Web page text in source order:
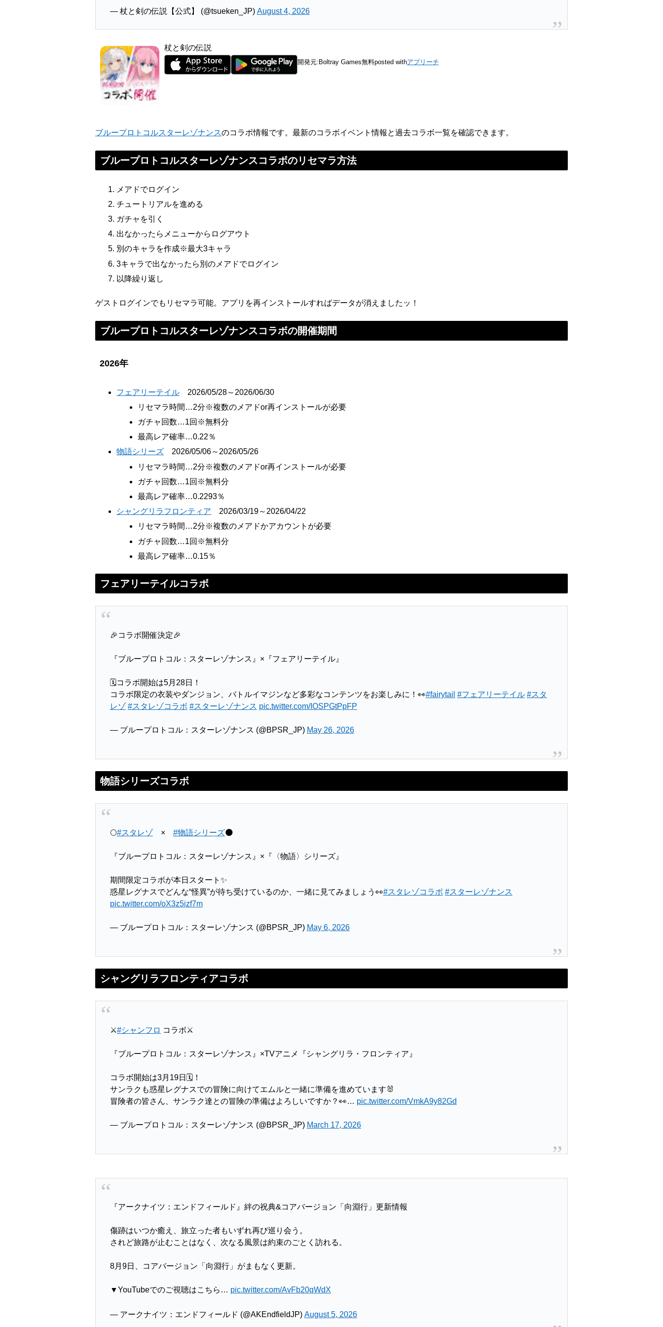
— 杖と剣の伝説【公式】 (@tsueken_JP) August 4, 2026
杖と剣の伝説
開発元:Boltray Games無料posted withアプリーチ
ブループロトコルスターレゾナンスのコラボ情報です。最新のコラボイベント情報と過去コラボ一覧を確認できます。
ブループロトコルスターレゾナンスコラボのリセマラ方法
メアドでログイン
チュートリアルを進める
ガチャを引く
出なかったらメニューからログアウト
別のキャラを作成※最大3キャラ
3キャラで出なかったら別のメアドでログイン
以降繰り返し
ゲストログインでもリセマラ可能。アプリを再インストールすればデータが消えましたッ！
ブループロトコルスターレゾナンスコラボの開催期間
2026年
フェアリーテイル 2026/05/28～2026/06/30
リセマラ時間…2分※複数のメアドor再インストールが必要
ガチャ回数…1回※無料分
最高レア確率…0.22％
物語シリーズ 2026/05/06～2026/05/26
リセマラ時間…2分※複数のメアドor再インストールが必要
ガチャ回数…1回※無料分
最高レア確率…0.2293％
シャングリラフロンティア 2026/03/19～2026/04/22
リセマラ時間…2分※複数のメアドかアカウントが必要
ガチャ回数…1回※無料分
最高レア確率…0.15％
フェアリーテイルコラボ
🎉コラボ開催決定🎉
『ブループロトコル：スターレゾナンス』×『フェアリーテイル』
🗓️コラボ開始は5月28日！
コラボ限定の衣装やダンジョン、バトルイマジンなど多彩なコンテンツをお楽しみに！👀#fairytail #フェアリーテイル #スタ
レゾ #スタレゾコラボ #スターレゾナンス pic.twitter.com/IOSPGtPpFP
— ブループロトコル：スターレゾナンス (@BPSR_JP) May 26, 2026
物語シリーズコラボ
🌕#スタレゾ× #物語シリーズ🌑
『ブループロトコル：スターレゾナンス』×『〈物語〉シリーズ』
期間限定コラボが本日スタート✨
惑星レグナスでどんな“怪異”が待ち受けているのか、一緒に見てみましょう👀#スタレゾコラボ #スターレゾナンス
pic.twitter.com/oX3z5izf7m
— ブループロトコル：スターレゾナンス (@BPSR_JP) May 6, 2026
シャングリラフロンティアコラボ
⚔#シャンフロ コラボ⚔
『ブループロトコル：スターレゾナンス』×TVアニメ『シャングリラ・フロンティア』
コラボ開始は3月19日🗓️！
サンラクも惑星レグナスでの冒険に向けてエムルと一緒に準備を進めています🐰
冒険者の皆さん、サンラク達との冒険の準備はよろしいですか？👀… pic.twitter.com/VmkA9y82Gd
— ブループロトコル：スターレゾナンス (@BPSR_JP) March 17, 2026
『アークナイツ：エンドフィールド』絆の祝典&コアバージョン「向淵行」更新情報
傷跡はいつか癒え、旅立った者もいずれ再び巡り会う。
されど旅路が止むことはなく、次なる風景は約束のごとく訪れる。
8月9日、コアバージョン「向淵行」がまもなく更新。
▼YouTubeでのご視聴はこちら… pic.twitter.com/AvFb20qWdX
— アークナイツ：エンドフィールド (@AKEndfieldJP) August 5, 2026